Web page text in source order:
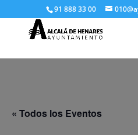
91 888 33 00
« Todos los Eventos